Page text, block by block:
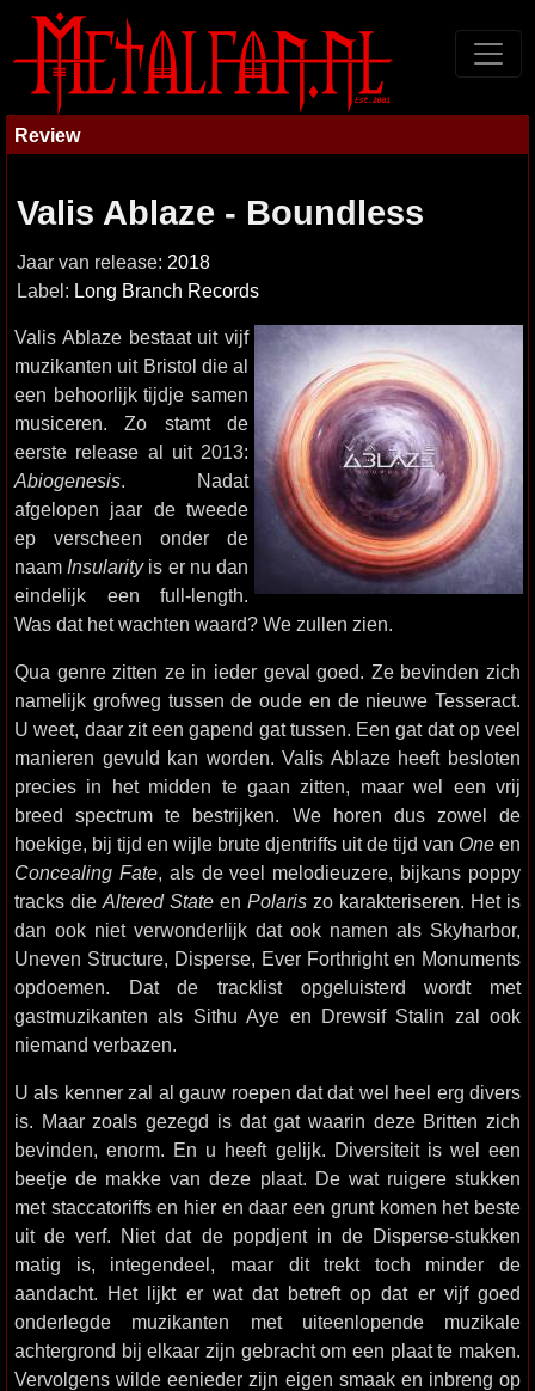
Review
Valis Ablaze - Boundless
Jaar van release: 2018
Label: Long Branch Records
Valis Ablaze bestaat uit vijf
muzikanten uit Bristol die al
een behoorlijk tijdje samen
musiceren. Zo stamt de
eerste release al uit 2013:
Abiogenesis. Nadat
afgelopen jaar de tweede
ep verscheen onder de
naam Insularityis er nu dan
eindelijk een full-length.
Was dat het wachten waard? We zullen zien.
Qua genre zitten ze in ieder geval goed. Ze bevinden zich
namelijk grofweg tussen de oude en de nieuwe Tesseract.
U weet, daar zit een gapend gat tussen. Een gat dat op veel
manieren gevuld kan worden. Valis Ablaze heeft besloten
precies in het midden te gaan zitten, maar wel een vrij
breed spectrum te bestrijken. We horen dus zowel de
hoekige, bij tijd en wijle brute djentriffs uit de tijd van One en
Concealing Fate, als de veel melodieuzere, bijkans poppy
tracks die Altered State en Polaris zo karakteriseren. Het is
dan ook niet verwonderlijk dat ook namen als Skyharbor,
Uneven Structure, Disperse, Ever Forthright en Monuments
opdoemen. Dat de tracklist opgeluisterd wordt met
gastmuzikanten als Sithu Aye en Drewsif Stalin zal ook
niemand verbazen.
U als kenner zal al gauw roepen dat dat wel heel erg divers
is. Maar zoals gezegd is dat gat waarin deze Britten zich
bevinden, enorm. En u heeft gelijk. Diversiteit is wel een
beetje de makke van deze plaat. De wat ruigere stukken
met staccatoriffs en hier en daar een grunt komen het beste
uit de verf. Niet dat de popdjent in de Disperse-stukken
matig is, integendeel, maar dit trekt toch minder de
aandacht. Het lijkt er wat dat betreft op dat er vijf goed
onderlegde muzikanten met uiteenlopende muzikale
achtergrond bij elkaar zijn gebracht om een plaat te maken.
Vervolgens wilde eenieder zijn eigen smaak en inbreng op